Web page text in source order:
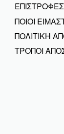
ΕΠΙΣΤΡΟΦΕΣ
ΠΟΙΟΙ
ΠΟΛΙΤΙΚΗ
ΤΡΟΠΟΙ